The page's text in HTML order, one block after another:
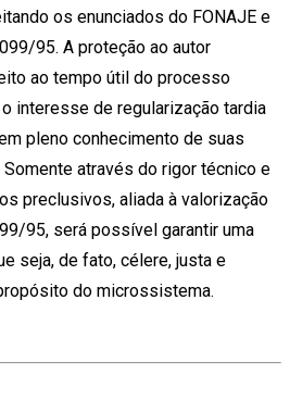
os enunciados do FONAJE e
95. A proteção ao autor
ao tempo útil do processo
interesse de regularização tardia
pleno conhecimento de suas
através do rigor técnico e
preclusivos, aliada à valorização
95, será possível garantir uma
seja, de fato, célere, justa e
do microssistema.